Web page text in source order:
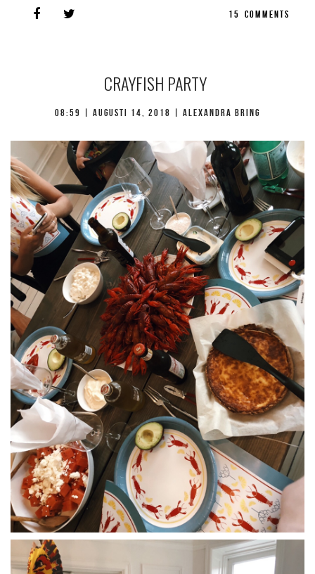
15 COMMENTS
CRAYFISH PARTY
08:59 | augusti 14, 2018 | Alexandra Bring